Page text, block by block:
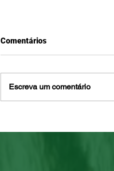
adoção!
Comentários
Escreva um comentário